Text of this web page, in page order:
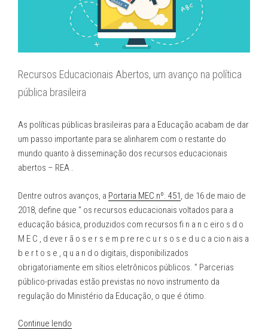
Recursos Educacionais Abertos, um avanço na política
pública brasileira
As políticas públicas brasileiras para a Educação acabam de dar
um passo importante para se alinharem com o restante do
mundo quanto à disseminação dos recursos educacionais
abertos – REA .
Dentre outros avanços, a Portaria MEC nº. 451, de 16 de maio de
2018, define que “ os recursos educacionais voltados para a
educação básica, produzidos com recursos fi n a n c eiro s d o
M E C , d eve r ã o s e r s e m p re re c u r s o s e d u c a cio n ais a
b e r t o s e , q u a n d o digitais, disponibilizados
obrigatoriamente em sítios eletrônicos públicos. ” Parcerias
público-privadas estão previstas no novo instrumento da
regulação do Ministério da Educação, o que é ótimo.
Continue lendo